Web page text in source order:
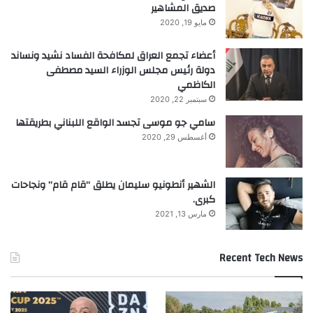
صديق المشاهير
مايو 19, 2020
أعضاء تجمع العراق لمكافحة الفساد نشيد ونساند
دولة رئيس مجلس الوزراء السيد مصطفى
الكاظمي
سبتمبر 22, 2020
سامي جو موسى تجسد الواقع اللبناني بطريقتها
أغسطس 29, 2020
الشهير أنطونيو سليمان يطلق “قام قام” ونجاحات
كبرى.
مارس 13, 2021
Recent Tech News